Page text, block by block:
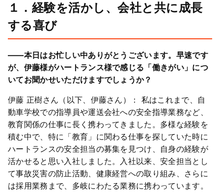
１．経験を活かし、会社と共に成長
する喜び
――本日はお忙しい中ありがとうございます。早速です
が、伊藤様がハートランス様で感じる「働きがい」につ
いてお聞かせいただけますでしょうか？
伊藤 正樹さん（以下、伊藤さん）： 私はこれまで、自
動車学校での指導員や運送会社への安全指導業務など、
教育関係の仕事に長く携わってきました。多様な経験を
積む中で、特に「教育」に関わる仕事を探していた時に
ハートランスの安全担当の募集を見つけ、自身の経験が
活かせると思い入社しました。入社以来、安全担当とし
て事故災害の防止活動、健康経営への取り組み、さらに
は採用業務まで、多岐にわたる業務に携わっています。